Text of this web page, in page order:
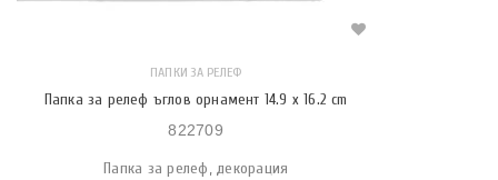
ПАПКИ ЗА РЕЛЕФ
Папка за релеф ъглов орнамент 14.9 x 16.2 cm
822709
Папка за релеф, декорация